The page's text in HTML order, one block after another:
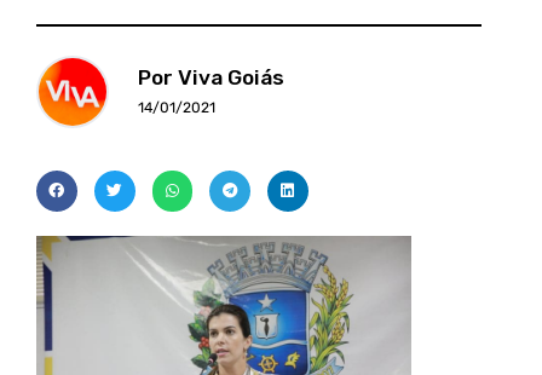
Por Viva Goiás
14/01/2021